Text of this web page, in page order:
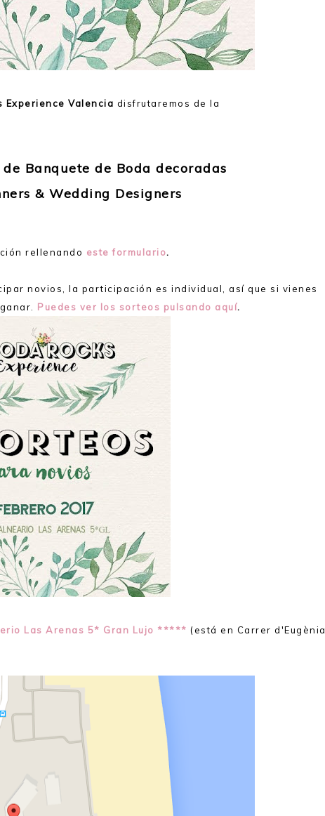
Experience Valencia disfrutaremos de la
Banquete de Boda decoradas
& Wedding Designers
rellenando este formulario.
novios, la participación es individual, así que si vienes
Puedes ver los sorteos pulsando aquí.
Las Arenas 5* Gran Lujo ***** (está en Carrer d'Eugènia